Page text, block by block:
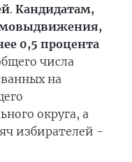
. Кандидатам,
0,5 процента
числа
на
округа, а
избирателей -